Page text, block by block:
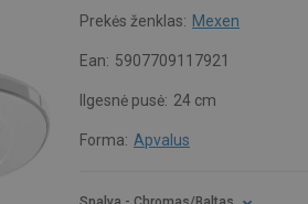
Prekės ženklas: Mexen
Ean: 5907709117921
Ilgesnė pusė: 24 cm
Forma: Apvalus